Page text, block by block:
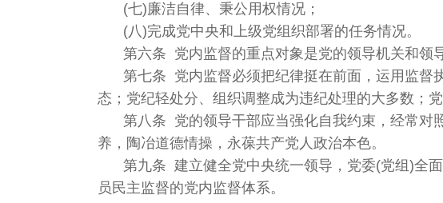
(七)廉洁自律、秉公用权情况；
(八)完成党中央和上级党组织部署的任务情况。
第六条 党内监督的重点对象是党的领导机关和领
第七条 党内监督必须把纪律挺在前面，运用监督
态；党纪轻处分、组织调整成为违纪处理的大多数；
第八条 党的领导干部应当强化自我约束，经常对
养，陶冶道德情操，永葆共产党人政治本色。
第九条 建立健全党中央统一领导，党委(党组)全
员民主监督的党内监督体系。